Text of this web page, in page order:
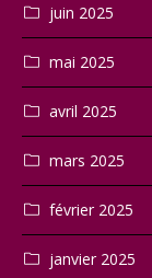
juin 2025
mai 2025
avril 2025
mars 2025
février 2025
janvier 2025